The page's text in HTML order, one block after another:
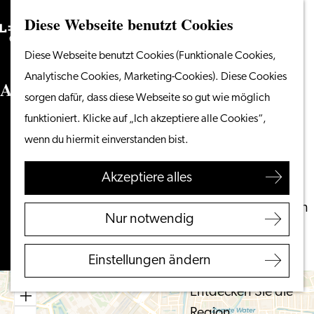
Diese Webseite benutzt Cookies
Diese Webseite benutzt Cookies (Funktionale Cookies,
Analytische Cookies, Marketing-Cookies). Diese Cookies
sorgen dafür, dass diese Webseite so gut wie möglich
funktioniert. Klicke auf „Ich akzeptiere alle Cookies“,
wenn du hiermit einverstanden bist.
Akzeptiere alles
Nur notwendig
Einstellungen ändern
Gehen
zur
Homepage
Menü
Suchen
Vom Wasser aus
Radeln & Wandern
Shoppen
Essen & Trinken
Ihren Besuch planen
Touristeninformation
Leiden
Entdecken Sie die
Suchen
Avondwinkel Rembrandt
Breestraat 8
bis
Avondwinkel
Rembrandt
Avondwinkel
Rembrandt